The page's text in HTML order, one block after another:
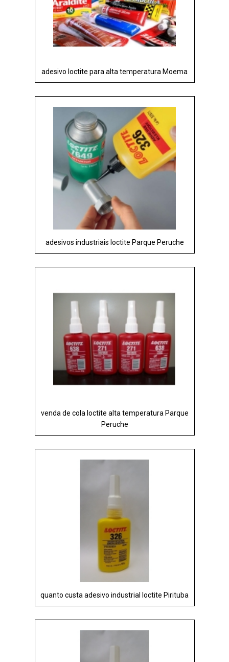
adesivo loctite para alta temperatura Moema
adesivos industriais loctite Parque Peruche
venda de cola loctite alta temperatura Parque
Peruche
quanto custa adesivo industrial loctite Pirituba